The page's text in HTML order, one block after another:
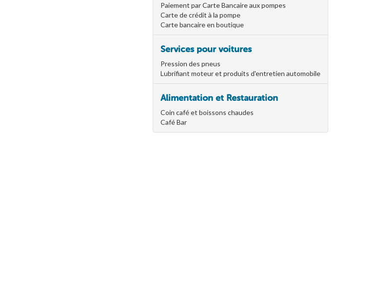
Paiement par Carte Bancaire aux pompes
Carte de crédit à la pompe
Carte bancaire en boutique
Services pour voitures
Pression des pneus
Lubrifiant moteur et produits d'entretien automobile
Alimentation et Restauration
Coin café et boissons chaudes
Café Bar